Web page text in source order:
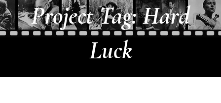
Project Tag:Hard
Luck